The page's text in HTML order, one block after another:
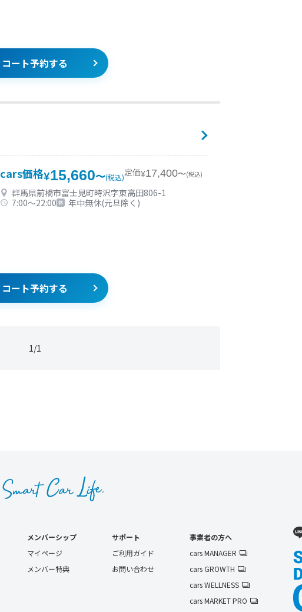
コート予約する
cars価格¥15,660〜(税込)定価¥17,400〜(税込)
群馬県前橋市富士見町時沢字東高田806-1
7:00〜22:00
年中無休(元旦除く)
コート予約する
1/1
メンバーシップ
マイページ
メンバー特典
サポート
ご利用ガイド
お問い合わせ
事業者の方へ
cars MANAGER
cars GROWTH
cars WELLNESS
cars MARKET PRO